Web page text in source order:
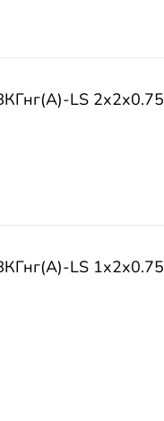
LS 2х2х0.75
LS 1х2х0.75